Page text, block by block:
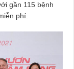
gần 115 bệnh
phí.